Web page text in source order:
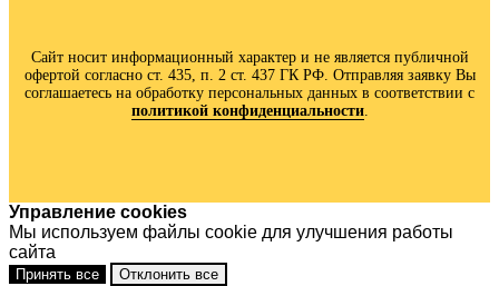
Сайт носит информационный характер и не является публичной
офертой согласно ст. 435, п. 2 ст. 437 ГК РФ. Отправляя заявку Вы
соглашаетесь на обработку персональных данных в соответствии с
политикой конфиденциальности.
Управление cookies
Мы используем файлы cookie для улучшения работы
сайта
Принять все
Отклонить все